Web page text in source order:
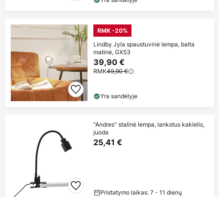
RMK -20%
Lindby Jyla spaustuvinė lempa, balta
matinė, GX53
39,90 €
RMK49,90 €
Yra sandėlyje
"Andres" stalinė lempa, lankstus kaklelis,
juoda
25,41 €
Pristatymo laikas: 7 - 11 dienų